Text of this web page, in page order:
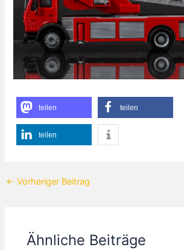
teilen teilen
teilen
← Vorheriger Beitrag
Ähnliche Beiträge